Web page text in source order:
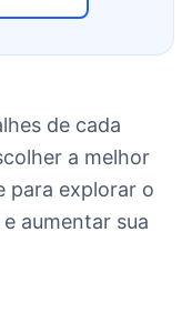
de cada
a melhor
para explorar o
aumentar sua